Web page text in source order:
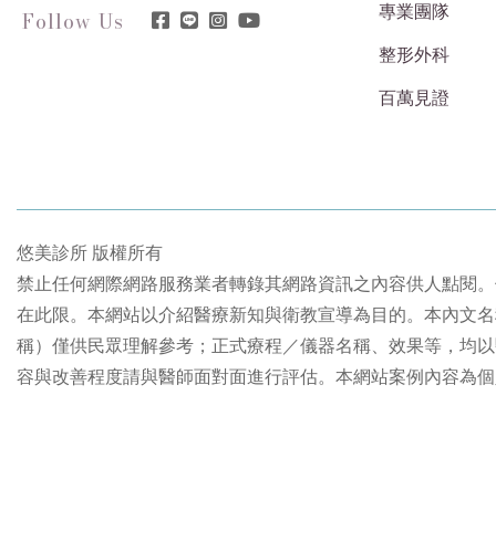
Follow Us 專業團隊
整形外科
百萬見證
悠美診所 版權所有
禁止任何網際網路服務業者轉錄其網路資訊之內容供人點閱
在此限。本網站以介紹醫療新知與衛教宣導為目的。本內文
稱）僅供民眾理解參考；正式療程／儀器名稱、效果等，均
容與改善程度請與醫師面對面進行評估。本網站案例內容為